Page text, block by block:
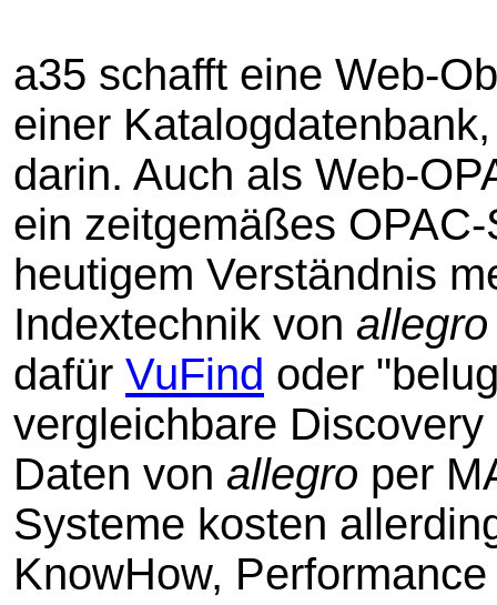
a35 schafft eine Web-
einer
darin. Auch als Web-
ein zeitgemäßes
heutigem Verständnis
Indextechnik von allegro
dafür VuFind oder
vergleichbare
Daten von allegro per
Systeme kosten
KnowHow,